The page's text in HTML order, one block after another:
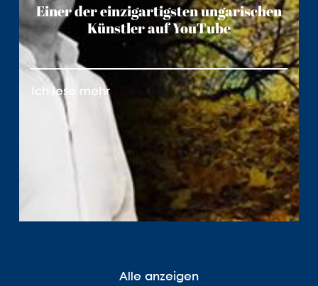
Einer der einzigartigsten ungarischen
Künstler auf YouTube
Ich lese mehr
Alle anzeigen